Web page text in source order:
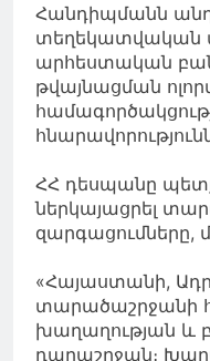
Հանդիպմանն
տեղեկատվական
արհեստական
թվայնացման
ՀՀ դեսպանը
ներկայացրել
զարգացումները,
«Հայաստանի,
տարածաշրջանի
խաղաղության և
դարաշրջան։